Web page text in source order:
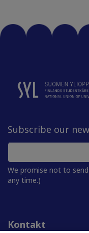
Subscribe our
We promise not to
any time.)
Kontakt